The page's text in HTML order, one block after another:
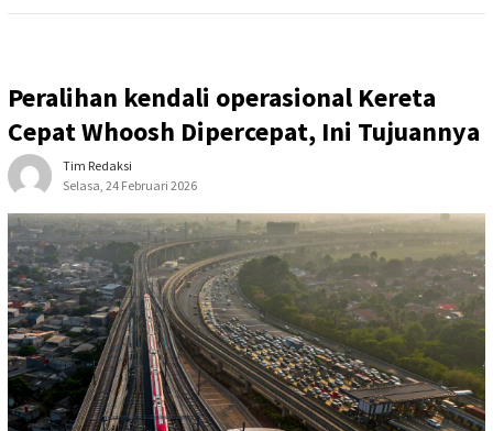
Peralihan kendali operasional Kereta
Cepat Whoosh Dipercepat, Ini Tujuannya
Tim Redaksi
Selasa, 24 Februari 2026